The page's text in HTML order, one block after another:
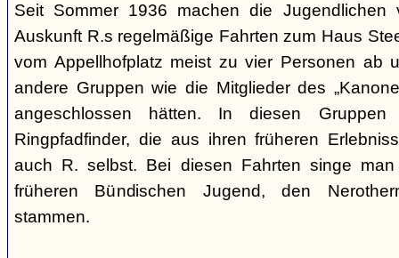
Seit Sommer 1936 machen die Jugendlichen
Auskunft R.s regelmäßige Fahrten zum Haus
vom Appellhofplatz meist zu vier Personen ab
andere Gruppen wie die Mitglieder des
angeschlossen hätten. In diesen
Ringpfadfinder, die aus ihren früheren
auch R. selbst. Bei diesen Fahrten singe
früheren Bündischen Jugend, den
stammen.